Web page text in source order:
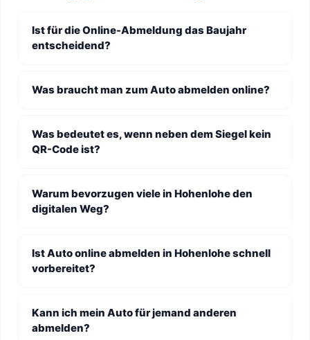
Ist für die Online-Abmeldung das Baujahr
entscheidend?
Was braucht man zum Auto abmelden online?
Was bedeutet es, wenn neben dem Siegel kein
QR-Code ist?
Warum bevorzugen viele in Hohenlohe den
digitalen Weg?
Ist Auto online abmelden in Hohenlohe schnell
vorbereitet?
Kann ich mein Auto für jemand anderen
abmelden?